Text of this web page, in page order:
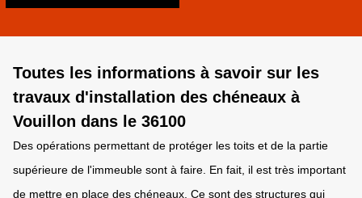
Toutes les informations à savoir sur les
travaux d'installation des chéneaux à
Vouillon dans le 36100
Des opérations permettant de protéger les toits et de la partie
supérieure de l'immeuble sont à faire. En fait, il est très important
de mettre en place des chéneaux. Ce sont des structures qui